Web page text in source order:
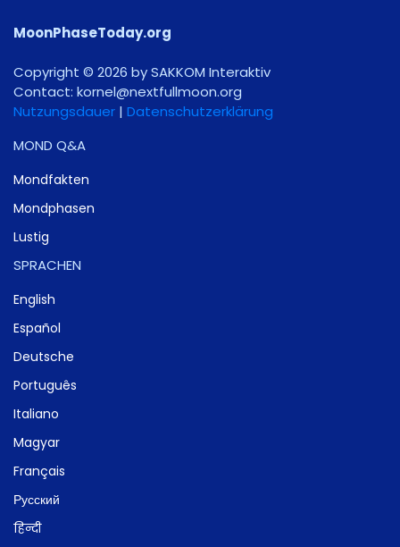
MoonPhaseToday.org
Copyright © 2026 by SAKKOM Interaktiv
Contact: gro.noomlluftxen@lenrok
Nutzungsdauer | Datenschutzerklärung
MOND Q&A
Mondfakten
Mondphasen
Lustig
SPRACHEN
English
Español
Deutsche
Português
Italiano
Magyar
Français
Русский
हिन्दी